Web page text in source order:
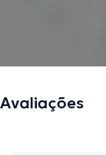
Avaliações